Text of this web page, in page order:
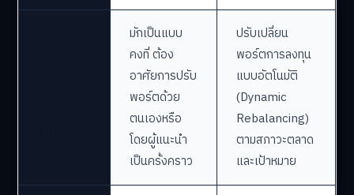
มักเป็นแบบ
คงที่ ต้อง
อาศัยการปรับ
พอร์ตด้วย
ตนเองหรือ
โดยผู้แนะนำ
เป็นครั้งคราว
ปรับเปลี่ยน
พอร์ตการลงทุน
แบบอัตโนมัติ
(Dynamic
Rebalancing)
ตามสภาวะตลาด
และเป้าหมาย